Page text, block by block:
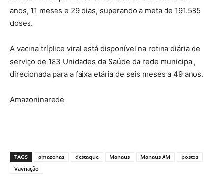
anos, 11 meses e 29 dias, superando a meta de 191.585
doses.
A vacina tríplice viral está disponível na rotina diária de
serviço de 183 Unidades da Saúde da rede municipal,
direcionada para a faixa etária de seis meses a 49 anos.
Amazoninarede
TAGS amazonas destaque Manaus Manaus AM
postos
Vavnação